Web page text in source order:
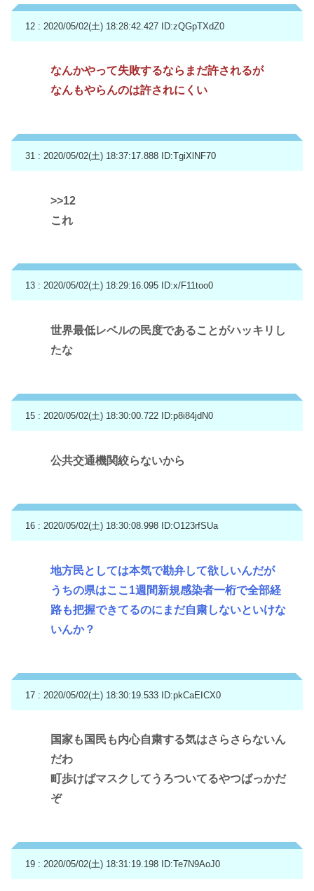
12 : 2020/05/02(土) 18:28:42.427 ID:zQGpTXdZ0
なんかやって失敗するならまだ許されるが
なんもやらんのは許されにくい
31 : 2020/05/02(土) 18:37:17.888 ID:TgiXlNF70
>>12
これ
13 : 2020/05/02(土) 18:29:16.095 ID:x/F11too0
世界最低レベルの民度であることがハッキリし
たな
15 : 2020/05/02(土) 18:30:00.722 ID:p8i84jdN0
公共交通機関絞らないから
16 : 2020/05/02(土) 18:30:08.998 ID:O123rfSUa
地方民としては本気で勘弁して欲しいんだが
うちの県はここ1週間新規感染者一桁で全部経
路も把握できてるのにまだ自粛しないといけな
いんか？
17 : 2020/05/02(土) 18:30:19.533 ID:pkCaEICX0
国家も国民も内心自粛する気はさらさらないん
だわ
町歩けばマスクしてうろついてるやつばっかだ
ぞ
19 : 2020/05/02(土) 18:31:19.198 ID:Te7N9AoJ0